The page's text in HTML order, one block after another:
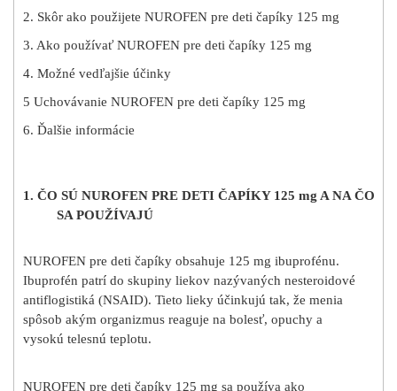
2. Skôr ako použijete NUROFEN pre deti čapíky 125 mg
3. Ako používať NUROFEN pre deti čapíky 125 mg
4. Možné vedľajšie účinky
5 Uchovávanie NUROFEN pre deti čapíky 125 mg
6. Ďalšie informácie
1. ČO SÚ NUROFEN PRE DETI ČAPÍKY 125 mg A NA ČO
SA POUŽÍVAJÚ
NUROFEN pre deti čapíky obsahuje 125 mg ibuprofénu.
Ibuprofén patrí do skupiny liekov nazývaných nesteroidové
antiflogistiká (NSAID). Tieto lieky účinkujú tak, že menia
spôsob akým organizmus reaguje na bolesť, opuchy a
vysokú telesnú teplotu.
NUROFEN pre deti čapíky 125 mg sa používa ako